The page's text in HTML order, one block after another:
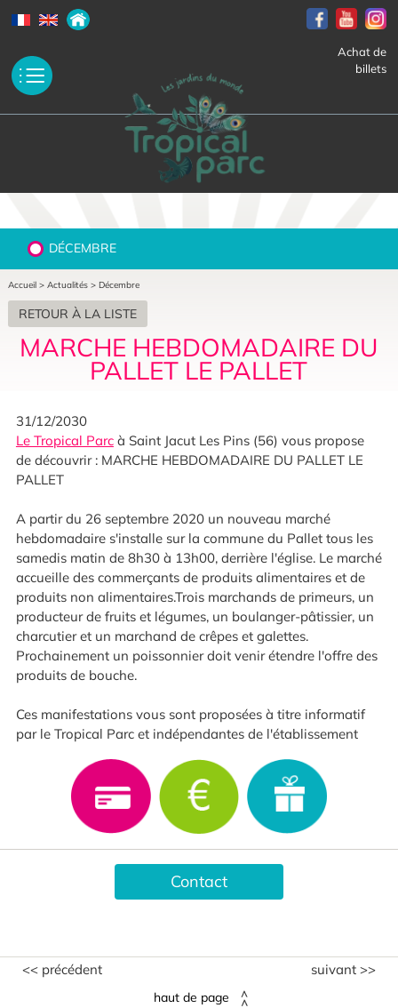
Achat de
billets
DÉCEMBRE
Accueil> Actualités> Décembre
RETOUR À LA LISTE
MARCHE HEBDOMADAIRE DU
PALLET LE PALLET
31/12/2030
Le Tropical Parcà Saint Jacut Les Pins (56) vous propose
de découvrir : MARCHE HEBDOMADAIRE DU PALLET LE
PALLET
A partir du 26 septembre 2020 un nouveau marché
hebdomadaire s'installe sur la commune du Pallet tous les
samedis matin de 8h30 à 13h00, derrière l'église. Le marché
accueille des commerçants de produits alimentaires et de
produits non alimentaires.Trois marchands de primeurs, un
producteur de fruits et légumes, un boulanger-pâtissier, un
charcutier et un marchand de crêpes et galettes.
Prochainement un poissonnier doit venir étendre l'offre des
produits de bouche.
Ces manifestations vous sont proposées à titre informatif
par le Tropical Parc et indépendantes de l'établissement
Contact
suivant >>
<< précédent
haut de page